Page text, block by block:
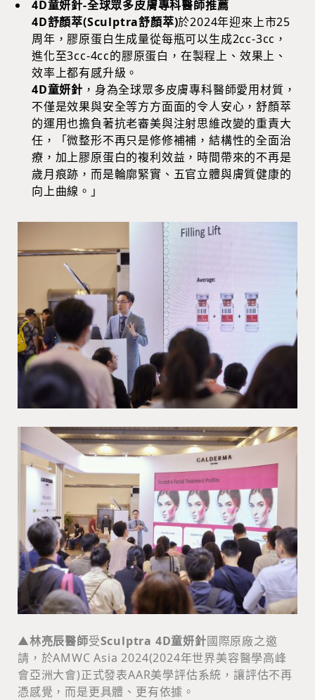
4D童妍針-全球眾多皮膚專科醫師推薦
4D舒顏萃(Sculptra舒顏萃)於2024年迎來上市25
周年，膠原蛋白生成量從每瓶可以生成2cc-3cc，
進化至3cc-4cc的膠原蛋白，在製程上、效果上、
效率上都有感升級。
4D童妍針 ，身為全球眾多皮膚專科醫師愛用材質，
不僅是效果與安全等方方面面的令人安心，舒顏萃
的運用也擔負著抗老審美與注射思維改變的重責大
任，「微整形不再只是修修補補，結構性的全面治
療，加上膠原蛋白的複利效益，時間帶來的不再是
歲月痕跡，而是輪廓緊實、五官立體與膚質健康的
向上曲線。」
▲林亮辰醫師受Sculptra 4D童妍針國際原廠之邀
請，於AMWC Asia 2024(2024年世界美容醫學高峰
會亞洲大會)正式發表AAR美學評估系統，讓評估不再
憑感覺，而是更具體、更有依據。